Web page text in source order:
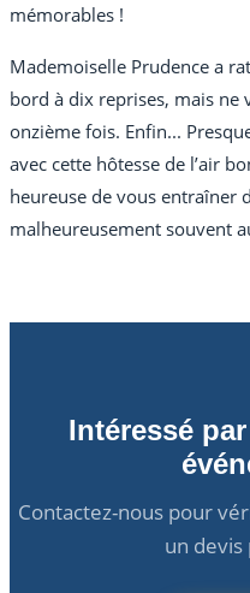
mémorables !
Mademoiselle Prudence a
bord à dix reprises, mais ne
onzième fois. Enfin...
avec cette hôtesse de l’air
heureuse de vous entraîner
malheureusement souvent
Intéressé
Contactez-nous pour
un devis